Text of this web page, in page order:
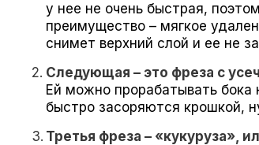
у нее не очень быстрая,
преимущество – мягкое
снимет верхний слой и ее не
Следующая – это фреза с
Ей можно прорабатывать бока
быстро засоряются крошкой,
Третья фреза – «кукуруза»,